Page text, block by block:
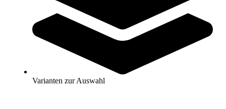
Varianten zur Auswahl
Finden Sie die perfekten
Gewichtsmanschetten – für mehr
Widerstand und gezieltes Muskeltraining!